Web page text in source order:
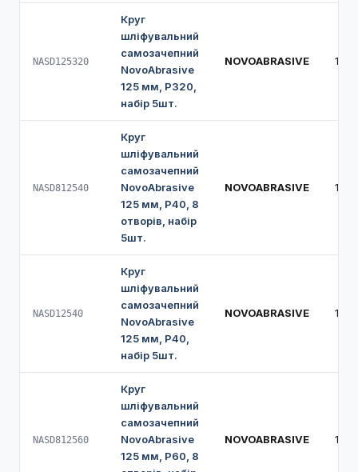
NASD125320
Круг
шліфувальний
самозачепний
NovoAbrasive
125 мм, Р320,
набір 5шт.
NOVOABRASIVE 125
NASD812540
Круг
шліфувальний
самозачепний
NovoAbrasive
125 мм, Р40, 8
отворів, набір
5шт.
NOVOABRASIVE 125
NASD12540
Круг
шліфувальний
самозачепний
NovoAbrasive
125 мм, Р40,
набір 5шт.
NOVOABRASIVE 125
NASD812560
Круг
шліфувальний
самозачепний
NovoAbrasive
125 мм, Р60, 8
NOVOABRASIVE 125